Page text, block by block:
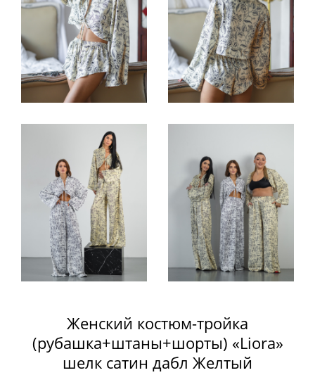
Женский костюм-тройка
(рубашка+штаны+шорты) «Liora»
шелк сатин дабл Желтый